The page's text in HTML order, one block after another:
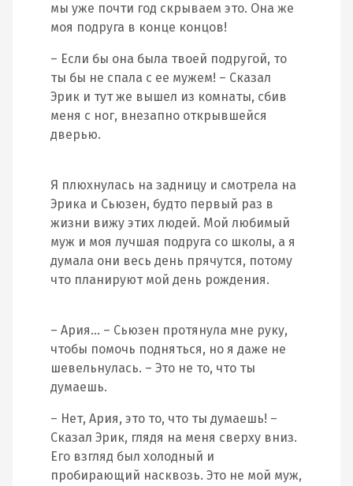
мы уже почти год скрываем это. Она же
моя подруга в конце концов!
– Если бы она была твоей подругой, то
ты бы не спала с ее мужем! – Сказал
Эрик и тут же вышел из комнаты, сбив
меня с ног, внезапно открывшейся
дверью.
Я плюхнулась на задницу и смотрела на
Эрика и Сьюзен, будто первый раз в
жизни вижу этих людей. Мой любимый
муж и моя лучшая подруга со школы, а я
думала они весь день прячутся, потому
что планируют мой день рождения.
– Ария… – Сьюзен протянула мне руку,
чтобы помочь подняться, но я даже не
шевельнулась. – Это не то, что ты
думаешь.
– Нет, Ария, это то, что ты думаешь! –
Сказал Эрик, глядя на меня сверху вниз.
Его взгляд был холодный и
пробирающий насквозь. Это не мой муж,